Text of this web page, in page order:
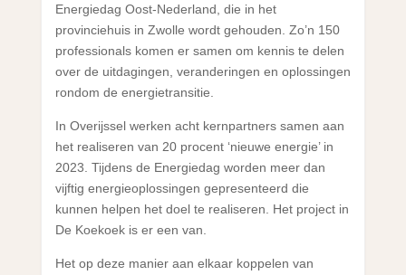
Energiedag Oost-Nederland, die in het
provinciehuis in Zwolle wordt gehouden. Zo’n 150
professionals komen er samen om kennis te delen
over de uitdagingen, veranderingen en oplossingen
rondom de energietransitie.
In Overijssel werken acht kernpartners samen aan
het realiseren van 20 procent ‘nieuwe energie’ in
2023. Tijdens de Energiedag worden meer dan
vijftig energieoplossingen gepresenteerd die
kunnen helpen het doel te realiseren. Het project in
De Koekoek is er een van.
Het op deze manier aan elkaar koppelen van